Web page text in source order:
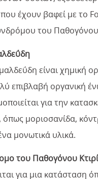
έχουν βαφεί με το
του Παθογόνου
είναι χημική
επιβλαβή οργανική
για την
όπως μοριοσανίδα,
μονωτικά υλικά.
του Παθογόνου
για μια κατάσταση